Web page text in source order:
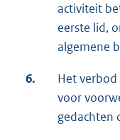
activiteit
eerste lid,
algemene
6.
Het
voor
gedachten